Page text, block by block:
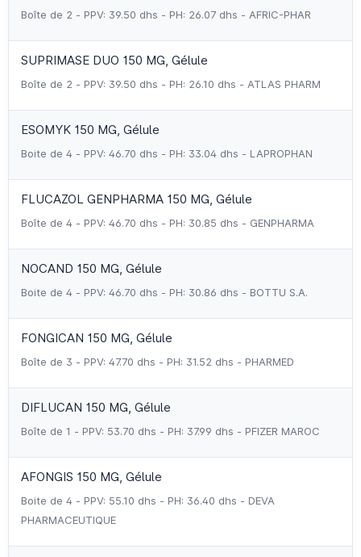
Boîte de 2 - PPV: 39.50 dhs - PH: 26.07 dhs - AFRIC-PHAR
SUPRIMASE DUO 150 MG, Gélule
Boîte de 2 - PPV: 39.50 dhs - PH: 26.10 dhs - ATLAS PHARM
ESOMYK 150 MG, Gélule
Boite de 4 - PPV: 46.70 dhs - PH: 33.04 dhs - LAPROPHAN
FLUCAZOL GENPHARMA 150 MG, Gélule
Boîte de 4 - PPV: 46.70 dhs - PH: 30.85 dhs - GENPHARMA
NOCAND 150 MG, Gélule
Boite de 4 - PPV: 46.70 dhs - PH: 30.86 dhs - BOTTU S.A.
FONGICAN 150 MG, Gélule
Boîte de 3 - PPV: 47.70 dhs - PH: 31.52 dhs - PHARMED
DIFLUCAN 150 MG, Gélule
Boîte de 1 - PPV: 53.70 dhs - PH: 37.99 dhs - PFIZER MAROC
AFONGIS 150 MG, Gélule
Boite de 4 - PPV: 55.10 dhs - PH: 36.40 dhs - DEVA
PHARMACEUTIQUE